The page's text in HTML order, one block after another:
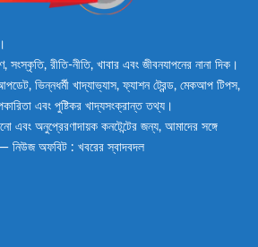
সংস্কৃতি, রীতি-নীতি, খাবার এবং জীবনযাপনের নানা দিক।
ভিন্নধর্মী খাদ্যাভ্যাস, ফ্যাশন ট্রেন্ড, মেকআপ টিপস,
এবং পুষ্টিকর খাদ্যসংক্রান্ত তথ্য।
এবং অনুপ্রেরণাদায়ক কনটেন্টের জন্য, আমাদের সঙ্গে
নিউজ অফবিট : খবরের স্বাদবদল